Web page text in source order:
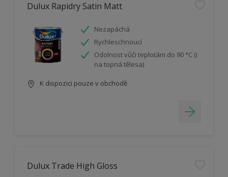
Dulux Rapidry Satin Matt
Nezapáchá
Rychleschnoucí
Odolnost vůči teplotám do 90 °C (i
na topná tělesa)
K dispozici pouze v obchodě
Dulux Trade High Gloss